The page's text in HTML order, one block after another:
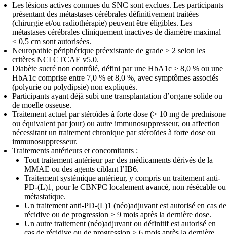
Les lésions actives connues du SNC sont exclues. Les participants
présentant des métastases cérébrales définitivement traitées
(chirurgie et/ou radiothérapie) peuvent être éligibles. Les
métastases cérébrales cliniquement inactives de diamètre maximal
< 0,5 cm sont autorisées.
Neuropathie périphérique préexistante de grade ≥ 2 selon les
critères NCI CTCAE v5.0.
Diabète sucré non contrôlé, défini par une HbA1c ≥ 8,0 % ou une
HbA1c comprise entre 7,0 % et 8,0 %, avec symptômes associés
(polyurie ou polydipsie) non expliqués.
Participants ayant déjà subi une transplantation d’organe solide ou
de moelle osseuse.
Traitement actuel par stéroïdes à forte dose (> 10 mg de prednisone
ou équivalent par jour) ou autre immunosuppresseur, ou affection
nécessitant un traitement chronique par stéroïdes à forte dose ou
immunosuppresseur.
Traitements antérieurs et concomitants :
Tout traitement antérieur par des médicaments dérivés de la
MMAE ou des agents ciblant l’IB6.
Traitement systémique antérieur, y compris un traitement anti-
PD-(L)1, pour le CBNPC localement avancé, non résécable ou
métastatique.
Un traitement anti-PD-(L)1 (néo)adjuvant est autorisé en cas de
récidive ou de progression ≥ 9 mois après la dernière dose.
Un autre traitement (néo)adjuvant ou définitif est autorisé en